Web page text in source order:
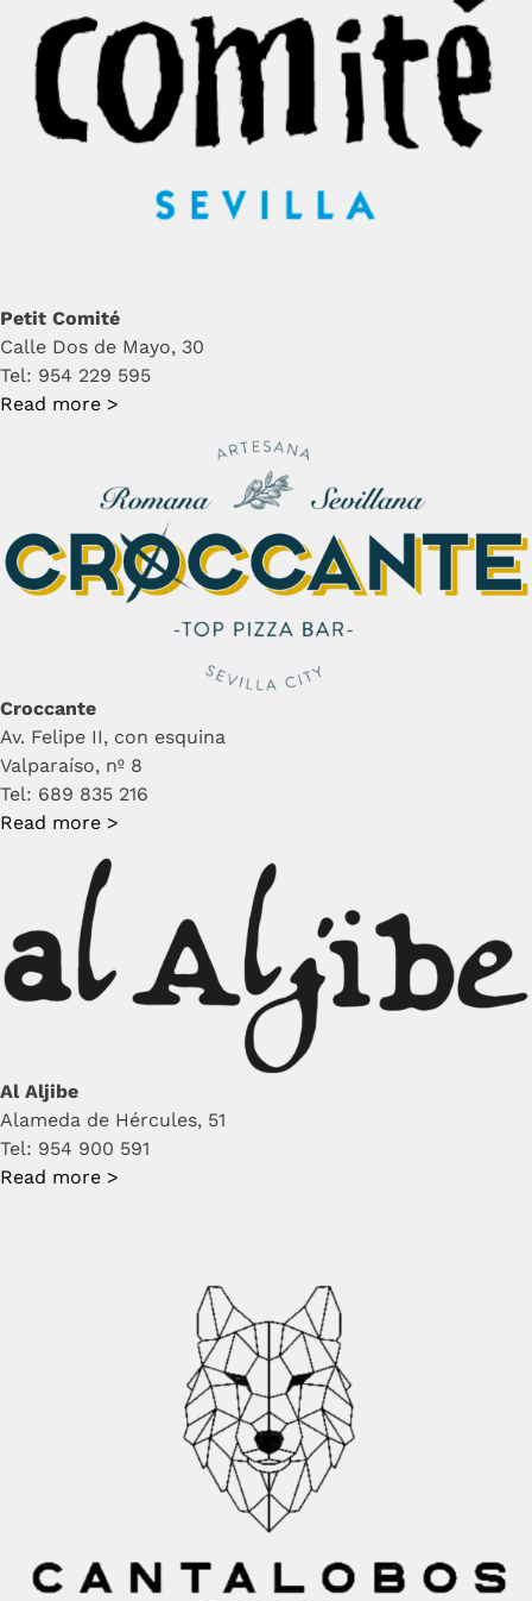
Petit Comité
Calle Dos de Mayo, 30
Tel: 954 229 595
Read more >
Croccante
Av. Felipe II, con esquina
Valparaíso, nº 8
Tel: 689 835 216
Read more >
Al Aljibe
Alameda de Hércules, 51
Tel: 954 900 591
Read more >